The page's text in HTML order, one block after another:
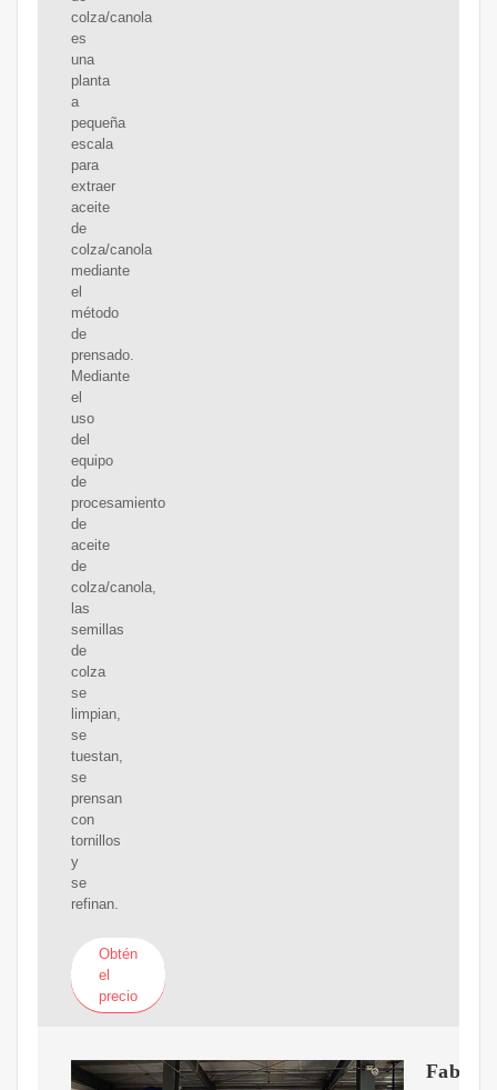
colza/canola
es
una
planta
a
pequeña
escala
para
extraer
aceite
de
colza/canola
mediante
el
método
de
prensado.
Mediante
el
uso
del
equipo
de
procesamiento
de
aceite
de
colza/canola,
las
semillas
de
colza
se
limpian,
se
tuestan,
se
prensan
con
tornillos
y
se
refinan.
Obtén
el
precio